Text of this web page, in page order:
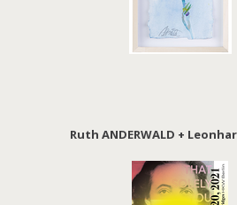
Ruth ANDERWALD +